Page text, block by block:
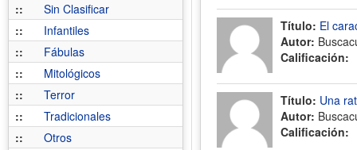
::
Sin Clasificar
::
Infantiles
::
Fábulas
::
Mitológicos
::
Terror
::
Tradicionales
::
Otros
Título: El
Autor:
Calificación:
Título: Una
Autor:
Calificación: